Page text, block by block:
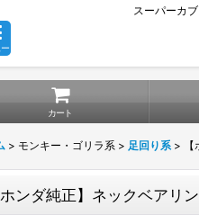
スーパーカ
ー
カート
> モンキー・ゴリラ系 > 足回り系 >
ホンダ純正】ネックベアリ